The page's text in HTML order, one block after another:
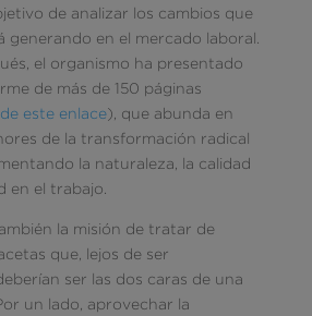
de analizar los cambios que
generando en el mercado laboral.
el organismo ha presentado
de más de 150 páginas
este enlace), que abunda en
de la transformación radical
la naturaleza, la calidad
en el trabajo.
la misión de tratar de
que, lejos de ser
ser las dos caras de una
un lado, aprovechar la